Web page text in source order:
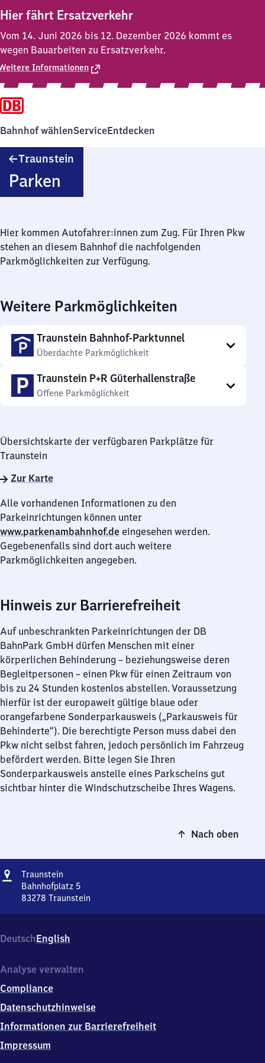
Hier fährt Ersatzverkehr
Vom 14. Juni 2026 bis 12. Dezember 2026 kommt es
wegen Bauarbeiten zu Ersatzverkehr.
Informationen
Bahnhof wählenServiceEntdecken
Traunstein
Parken
Hier kommen Autofahrer:innen zum Zug. Für Ihren Pkw
stehen an diesem Bahnhof die nachfolgenden
Parkmöglichkeiten zur Verfügung.
Weitere Parkmöglichkeiten
Traunstein Bahnhof-Parktunnel
Überdachte Parkmöglichkeit
Traunstein P+R Güterhallenstraße
Offene Parkmöglichkeit
Übersichtskarte der verfügbaren Parkplätze für
Traunstein
Zur Karte
Alle vorhandenen Informationen zu den
Parkeinrichtungen können unter
www.parkenambahnhof.de eingesehen werden.
Gegebenenfalls sind dort auch weitere
Parkmöglichkeiten angegeben.
Hinweis zur Barrierefreiheit
Auf unbeschrankten Parkeinrichtungen der DB
BahnPark GmbH dürfen Menschen mit einer
körperlichen Behinderung – beziehungsweise deren
Begleitpersonen – einen Pkw für einen Zeitraum von
bis zu 24 Stunden kostenlos abstellen. Voraussetzung
hierfür ist der europaweit gültige blaue oder
orangefarbene Sonderparkausweis („Parkausweis für
Behinderte“). Die berechtigte Person muss dabei den
Pkw nicht selbst fahren, jedoch persönlich im Fahrzeug
befördert werden. Bitte legen Sie Ihren
Sonderparkausweis anstelle eines Parkscheins gut
sichtbar hinter die Windschutzscheibe Ihres Wagens.
Nach oben
Adresse
Traunstein
Bahnhofplatz 5
83278 Traunstein
5,
8
2
8
Traunstein
DeutschEnglish
Analyse verwalten
Compliance
Datenschutzhinweise
Informationen zur Barrierefreiheit
Impressum